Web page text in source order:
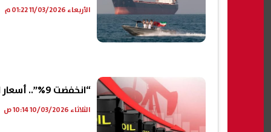
الأربعاء 11/03/2026 01:22 م
“انخفضت 9%”.. أسعار النفط تستعيد مستويات 90 دولارا للبرميل
الثلاثاء 10/03/2026 10:14 ص